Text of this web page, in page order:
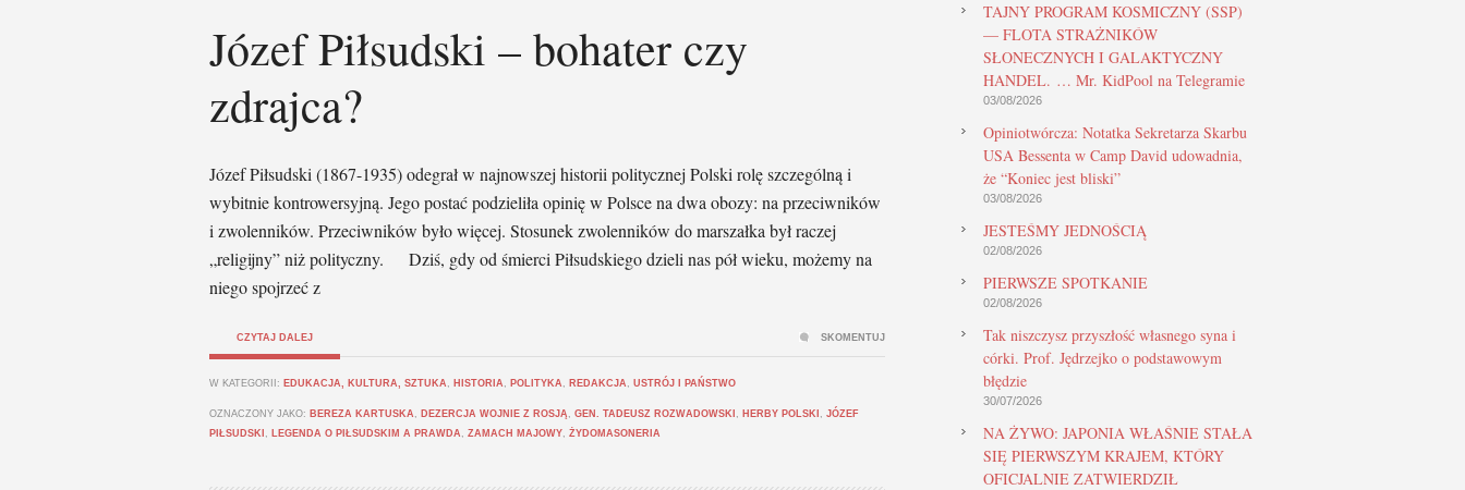
Józef Piłsudski – bohater czy
zdrajca?
Józef Piłsudski (1867-1935) odegrał w najnowszej historii politycznej Polski rolę szczególną i
wybitnie kontrowersyjną. Jego postać podzieliła opinię w Pol­sce na dwa obozy: na przeciwników
i zwolenników. Przeciwników było więcej. Stosunek zwolenników do marszałka był raczej
„religijny” niż polityczny. Dziś, gdy od śmierci Piłsudskiego dzieli nas pół wieku, możemy na
niego spoj­rzeć z
CZYTAJ DALEJ
W KATEGORII: EDUKACJA, KULTURA, SZTUKA , HISTORIA , POLITYKA , REDAKCJA , USTRÓJ I PAŃSTWO
OZNACZONY JAKO: BEREZA KARTUSKA , DEZERCJA WOJNIE Z ROSJĄ , GEN. TADEUSZ ROZWADOWSKI , HERBY POLSKI , JÓZEF
PIŁSUDSKI , LEGENDA O PIŁSUDSKIM A PRAWDA , ZAMACH MAJOWY, ŻYDOMASONERIA
SKOMENTUJ
TAJNY PROGRAM KOSMICZNY (SSP)
— FLOTA STRAŻNIKÓW
SŁONECZNYCH I GALAKTYCZNY
HANDEL. … Mr. KidPool na Telegramie
03/08/2026
Opiniotwórcza: Notatka Sekretarza Skarbu
USA Bessenta w Camp David udowadnia,
że “Koniec jest bliski”
03/08/2026
JESTEŚMY JEDNOŚCIĄ
02/08/2026
PIERWSZE SPOTKANIE
02/08/2026
Tak niszczysz przyszłość własnego syna i
córki. Prof. Jędrzejko o podstawowym
błędzie
30/07/2026
NA ŻYWO: JAPONIA WŁAŚNIE STAŁA
SIĘ PIERWSZYM KRAJEM, KTÓRY
OFICJALNIE ZATWIERDZIŁ